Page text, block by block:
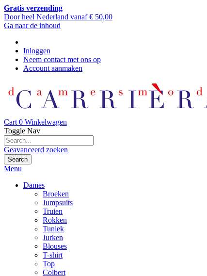
Gratis verzending
Door heel Nederland vanaf € 50,00
Ga naar de inhoud
Inloggen
Neem contact met ons op
Account aanmaken
Cart 0 Winkelwagen
Toggle Nav
Geavanceerd zoeken
Search
Menu
Dames
Broeken
Jumpsuits
Truien
Rokken
Tuniek
Jurken
Blouses
T-shirt
Top
Colbert